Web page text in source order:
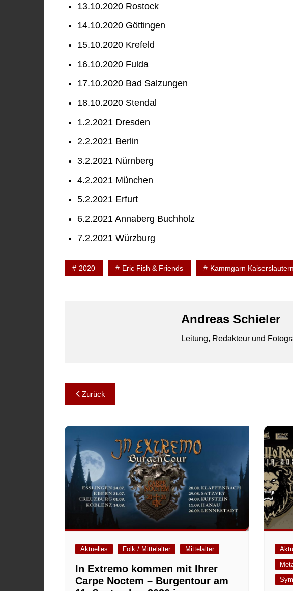
13.10.2020 Rostock
14.10.2020 Göttingen
15.10.2020 Krefeld
16.10.2020 Fulda
17.10.2020 Bad Salzungen
18.10.2020 Stendal
1.2.2021 Dresden
2.2.2021 Berlin
3.2.2021 Nürnberg
4.2.2021 München
5.2.2021 Erfurt
6.2.2021 Annaberg Buchholz
7.2.2021 Würzburg
2020 Eric Fish & Friends Kammgarn Kaiserslautern
Andreas Schieler
Leitung, Redakteur und
Beitragsnavigation
Zurück
Aktuelles Folk / Mittelalter Mittelalter
In Extremo kommen mit Ihrer
Carpe Noctem – Burgentour am